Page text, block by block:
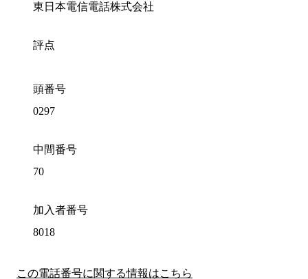
東日本電信電話株式会社
評点
頭番号
0297
中間番号
70
加入者番号
8018
この電話番号に関する情報はこちら